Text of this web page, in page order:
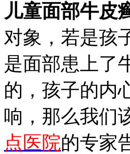
儿童面部牛皮
对象，若是孩
是面部患上了
的，孩子的内
响，那么我们
点医院的专家